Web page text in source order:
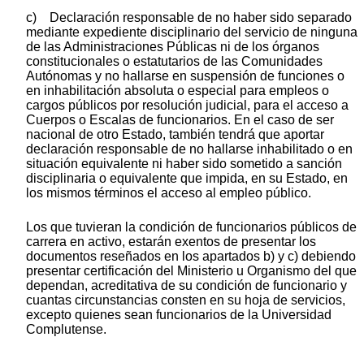
c) Declaración responsable de no haber sido separado
mediante expediente disciplinario del servicio de ninguna
de las Administraciones Públicas ni de los órganos
constitucionales o estatutarios de las Comunidades
Autónomas y no hallarse en suspensión de funciones o
en inhabilitación absoluta o especial para empleos o
cargos públicos por resolución judicial, para el acceso a
Cuerpos o Escalas de funcionarios. En el caso de ser
nacional de otro Estado, también tendrá que aportar
declaración responsable de no hallarse inhabilitado o en
situación equivalente ni haber sido sometido a sanción
disciplinaria o equivalente que impida, en su Estado, en
los mismos términos el acceso al empleo público.
Los que tuvieran la condición de funcionarios públicos de
carrera en activo, estarán exentos de presentar los
documentos reseñados en los apartados b) y c) debiendo
presentar certificación del Ministerio u Organismo del que
dependan, acreditativa de su condición de funcionario y
cuantas circunstancias consten en su hoja de servicios,
excepto quienes sean funcionarios de la Universidad
Complutense.